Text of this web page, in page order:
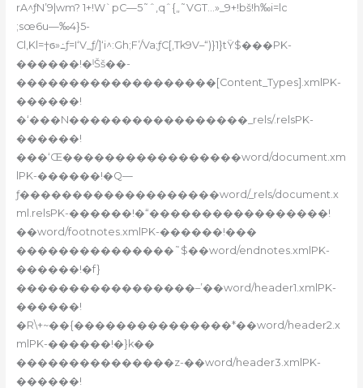
rA^ƒN’9|wm? 1+!W`pC—5˜ˆ‚qˆ{„˜VGT…»_9+!bš!h‰i=lc
;sœ6u—‰4}5-
Cl,Kl=†ϭ»߸ƒ=I‘V_ƒ/]‘i^:Gh;F’/Va;ƒC[‚Tk9V–“)}1}tŸ$���PK-
������!�ˡŠš��-
�������������������[Content_Types].xmlPK-
������!
�‘���N�����������������_rels/.relsPK-
������!
���‘Œ�����������������word/document.xm
lPK-������!�Q—
ƒ�������������������word/_rels/document.x
ml.relsPK-������!�“�����������������!
��word/footnotes.xmlPK-������!���
���������������˜$��word/endnotes.xmlPK-
������!�f}
�����������������–’��word/header1.xmlPK-
������!
�R\+~��{���������������*��word/header2.x
mlPK-������!�}k��
���������������z-��word/header3.xmlPK-
������!